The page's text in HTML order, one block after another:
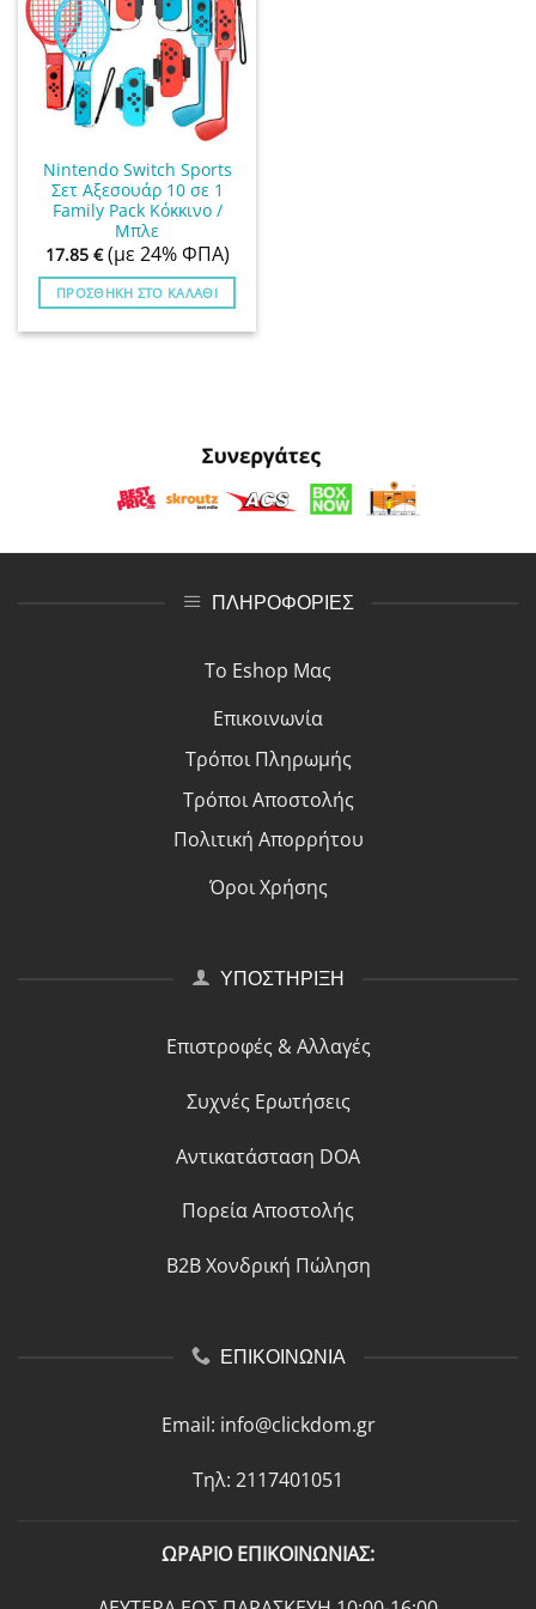
Nintendo Switch Sports
Σετ Αξεσουάρ 10 σε 1
Family Pack Κόκκινο /
Μπλε
17.85 € (με 24% ΦΠΑ)
ΠΡΟΣΘΉΚΗ ΣΤΟ ΚΑΛΆΘΙ
ΠΛΗΡΟΦΟΡΙΕΣ
Το Eshop Μας
Επικοινωνία
Τρόποι Πληρωμής
Τρόποι Αποστολής
Πολιτική Απορρήτου
Όροι Χρήσης
ΥΠΟΣΤΗΡΙΞΗ
Επιστροφές & Αλλαγές
Συχνές Ερωτήσεις
Αντικατάσταση DOA
Πορεία Αποστολής
B2B Χονδρική Πώληση
ΕΠΙΚΟΙΝΩΝΙΑ
Email: info@clickdom.gr
Τηλ: 2117401051
ΩΡΑΡΙΟ ΕΠΙΚΟΙΝΩΝΙΑΣ: